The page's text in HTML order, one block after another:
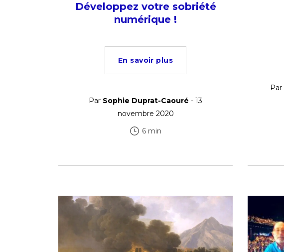
Développez votre sobriété
numérique !
En savoir plus
Par Sophie Duprat-Caouré - 13
novembre 2020
6 min
Par